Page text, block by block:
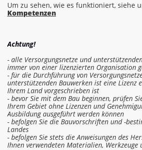
Um zu sehen, wie es funktioniert, siehe
Kompetenzen
Achtung!
- alle Versorgungsnetze und
immer von einer lizenzierten Organisation
- für die Durchführung von
unterstützenden Bauwerken ist eine Lizenz
Ihrem Land vorgeschrieben ist
- bevor Sie mit dem Bau beginnen, prüfen
Ihrem Gebiet ohne Lizenzen und
Ausbildung ausgeführt werden können
- befolgen Sie die Bauvorschriften und -
Landes
- befolgen Sie stets die Anweisungen des
Ihnen verwendeten Materialien, Werkzeuge